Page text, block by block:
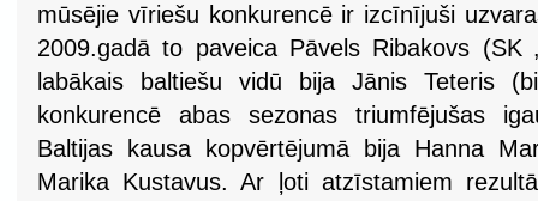
mūsējie vīriešu konkurencē ir izcīnījuši
2009.gadā to paveica Pāvels Ribakovs (SK
labākais baltiešu vidū bija Jānis Teteris
konkurencē abas sezonas triumfējušas
Baltijas kausa kopvērtējumā bija Hanna
Marika Kustavus. Ar ļoti atzīstamiem